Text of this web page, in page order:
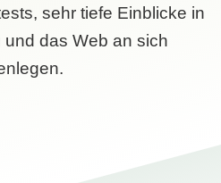
sehr tiefe Einblicke in
und das Web an sich